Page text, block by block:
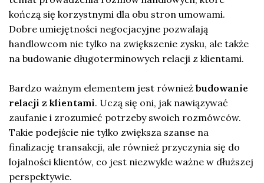
kończą się korzystnymi dla obu stron umowami.
Dobre umiejętności negocjacyjne pozwalają
handlowcom nie tylko na zwiększenie zysku, ale także
na budowanie długoterminowych relacji z klientami.
Bardzo ważnym elementem jest również budowanie
relacji z klientami. Uczą się oni, jak nawiązywać
zaufanie i zrozumieć potrzeby swoich rozmówców.
Takie podejście nie tylko zwiększa szanse na
finalizację transakcji, ale również przyczynia się do
lojalności klientów, co jest niezwykle ważne w dłuższej
perspektywie.